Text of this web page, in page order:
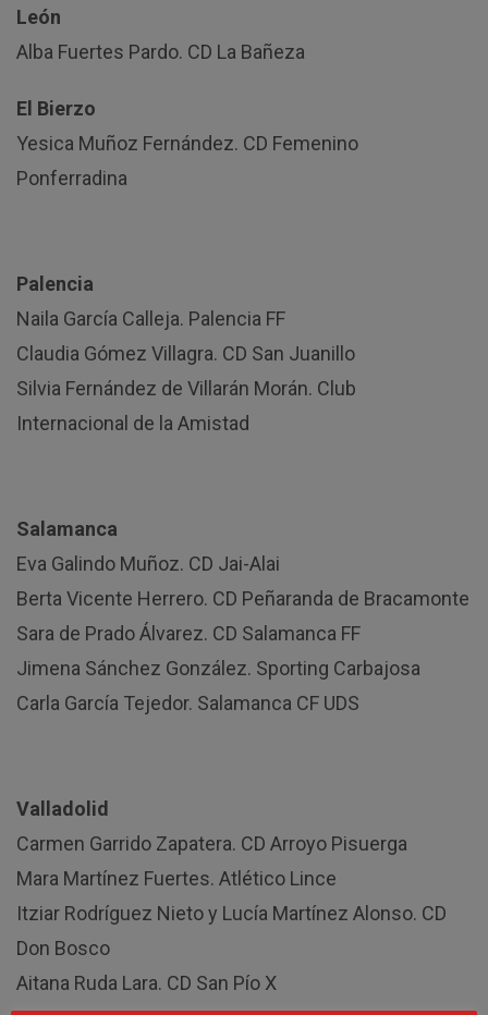
León
Alba Fuertes Pardo. CD La Bañeza
El Bierzo
Yesica Muñoz Fernández. CD Femenino
Ponferradina
Palencia
Naila García Calleja. Palencia FF
Claudia Gómez Villagra. CD San Juanillo
Silvia Fernández de Villarán Morán. Club
Internacional de la Amistad
Salamanca
Eva Galindo Muñoz. CD Jai-Alai
Berta Vicente Herrero. CD Peñaranda de Bracamonte
Sara de Prado Álvarez. CD Salamanca FF
Jimena Sánchez González. Sporting Carbajosa
Carla García Tejedor. Salamanca CF UDS
Valladolid
Carmen Garrido Zapatera. CD Arroyo Pisuerga
Mara Martínez Fuertes. Atlético Lince
Itziar Rodríguez Nieto y Lucía Martínez Alonso. CD
Don Bosco
Aitana Ruda Lara. CD San Pío X